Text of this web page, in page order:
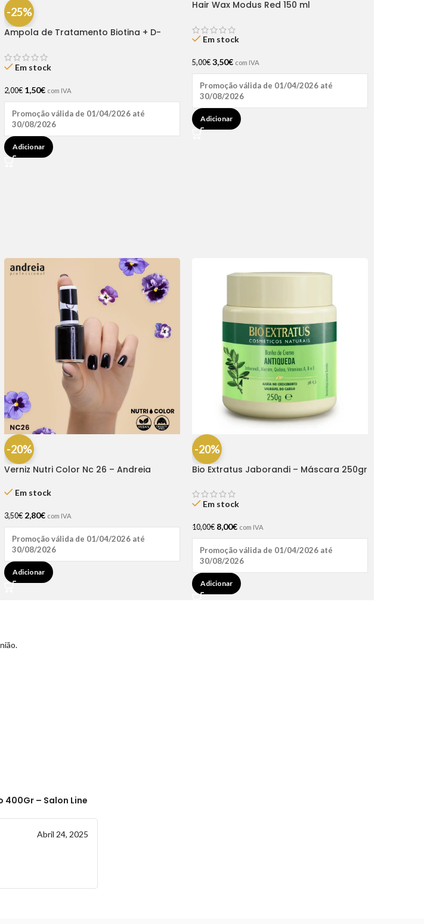
-25%
Ampola de Tratamento Biotina + D-
Em stock
2,00€ 1,50€ com IVA
Promoção válida de 01/04/2026 até
30/08/2026
Adicionar
Hair Wax Modus Red 150 ml
Em stock
5,00€ 3,50€ com IVA
Promoção válida de 01/04/2026 até
30/08/2026
Adicionar
-20%
Verniz Nutri Color Nc 26 – Andreia
Em stock
3,50€ 2,80€ com IVA
Promoção válida de 01/04/2026 até
30/08/2026
Adicionar
-20%
Bio Extratus Jaborandi – Máscara 250gr
Em stock
10,00€ 8,00€ com IVA
Promoção válida de 01/04/2026 até
30/08/2026
Adicionar
– Salon Line
Abril 24, 2025